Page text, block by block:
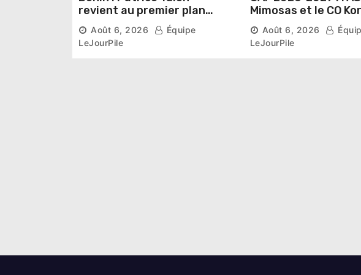
revient au premier plan
institutionnel comme
premier président du Sénat
Août 6, 2026
Équipe
LeJourPile
Mimosas et le CO
connaissent leur
la phase de groupes
Août 6, 2026
LeJourPile